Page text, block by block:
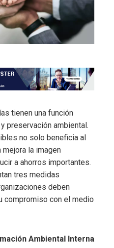
tienen una función
preservación ambiental.
no solo beneficia al
la imagen
a ahorros importantes.
tres medidas
deben
compromiso con el medio
Ambiental Interna